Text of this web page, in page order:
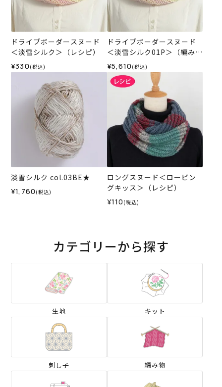
ドライブボーダースヌード
＜淡雪シルク＞（レシピ）
¥330 (税込)
ドライブボーダースヌード
＜淡雪シルク01P＞（編み物
材料セット）
¥5,610 (税込)
淡雪シルク col.03BE★
¥1,760 (税込)
ロングスヌード＜ロービン
グキッス＞（レシピ）
¥110 (税込)
カテゴリーから探す
生地 キット
刺し子 編み物